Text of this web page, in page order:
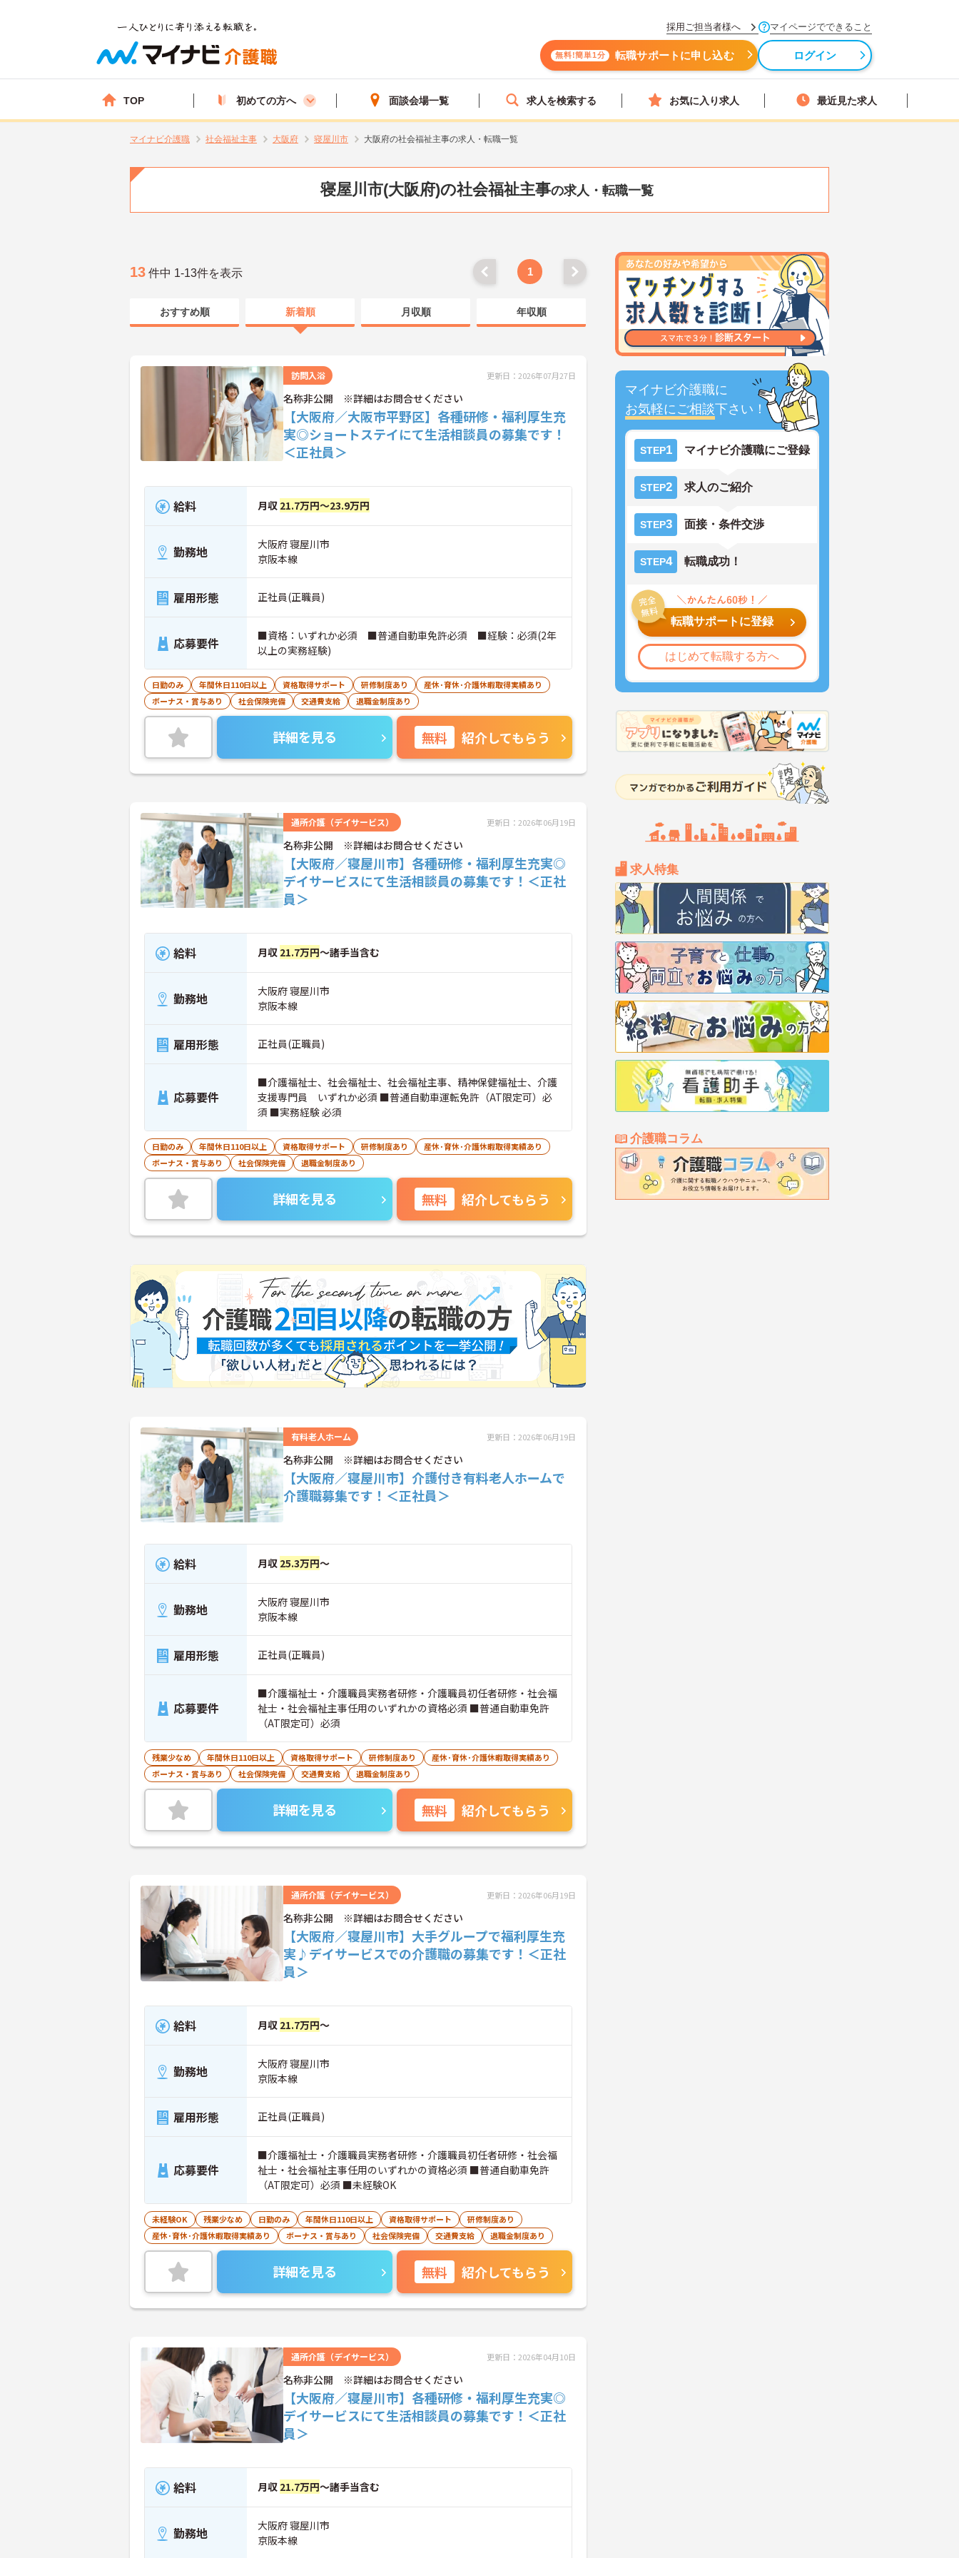
採用ご担当者様へ マイページでできること
無料!簡単1分 転職サポートに申し込む ログイン
TOP 初めての方へ 面談会場一覧 求人を検索する お気に入り求人 最近見た求人
マイナビ介護職 社会福祉主事 大阪府 寝屋川市 大阪府の社会福祉主事の求人・転職一覧
寝屋川市(大阪府)の社会福祉主事の求人・転職一覧
マイナビ介護職に
お気軽にご相談下さい！
STEP1 マイナビ介護職にご登録
STEP2 求人のご紹介
STEP3 面接・条件交渉
STEP4 転職成功！
転職サポートに登録
はじめて転職する方へ
求人特集
介護職コラム
13 件中 1-13件を表示 1
おすすめ順 新着順 月収順 年収順
訪問入浴 更新日：2026年07月27日
名称非公開 ※詳細はお問合せください
【大阪府／大阪市平野区】各種研修・福利厚生充
実◎ショートステイにて生活相談員の募集です！
＜正社員＞
給料 月収 21.7万円～23.9万円
勤務地
大阪府 寝屋川市
京阪本線
雇用形態 正社員(正職員)
応募要件
■資格：いずれか必須 ■普通自動車免許必須 ■経験：必須(2年
以上の実務経験)
日勤のみ 年間休日110日以上 資格取得サポート 研修制度あり
産休･育休･介護休暇取得実績あり
ボーナス・賞与あり
社会保険完備 交通費支給 退職金制度あり
詳細を見る 無料 紹介してもらう
通所介護（デイサービス） 更新日：2026年06月19日
名称非公開 ※詳細はお問合せください
【大阪府／寝屋川市】各種研修・福利厚生充実◎
デイサービスにて生活相談員の募集です！＜正社
員＞
給料 月収 21.7万円～諸手当含む
勤務地
大阪府 寝屋川市
京阪本線
雇用形態 正社員(正職員)
応募要件
■介護福祉士、社会福祉士、社会福祉主事、精神保健福祉士、介護
支援専門員 いずれか必須 ■普通自動車運転免許（AT限定可）必
須 ■実務経験 必須
日勤のみ 年間休日110日以上 資格取得サポート 研修制度あり
産休･育休･介護休暇取得実績あり
ボーナス・賞与あり
社会保険完備 退職金制度あり
詳細を見る 無料 紹介してもらう
有料老人ホーム 更新日：2026年06月19日
名称非公開 ※詳細はお問合せください
【大阪府／寝屋川市】介護付き有料老人ホームで
介護職募集です！＜正社員＞
給料 月収 25.3万円～
勤務地
大阪府 寝屋川市
京阪本線
雇用形態 正社員(正職員)
応募要件
■介護福祉士・介護職員実務者研修・介護職員初任者研修・社会福
祉士・社会福祉主事任用のいずれかの資格必須 ■普通自動車免許
（AT限定可）必須
残業少なめ 年間休日110日以上 資格取得サポート 研修制度あり
産休･育休･介護休暇取得実績あり
ボーナス・賞与あり
社会保険完備 交通費支給 退職金制度あり
詳細を見る 無料 紹介してもらう
通所介護（デイサービス） 更新日：2026年06月19日
名称非公開 ※詳細はお問合せください
【大阪府／寝屋川市】大手グループで福利厚生充
実♪デイサービスでの介護職の募集です！＜正社
員＞
給料 月収 21.7万円～
勤務地
大阪府 寝屋川市
京阪本線
雇用形態 正社員(正職員)
応募要件
■介護福祉士・介護職員実務者研修・介護職員初任者研修・社会福
祉士・社会福祉主事任用のいずれかの資格必須 ■普通自動車免許
（AT限定可）必須 ■未経験OK
未経験OK 残業少なめ 日勤のみ 年間休日110日以上 資格取得サポート
研修制度あり
産休･育休･介護休暇取得実績あり
ボーナス・賞与あり 社会保険完備 交通費支給 退職金制度あり
詳細を見る 無料 紹介してもらう
通所介護（デイサービス） 更新日：2026年04月10日
名称非公開 ※詳細はお問合せください
【大阪府／寝屋川市】各種研修・福利厚生充実◎
デイサービスにて生活相談員の募集です！＜正社
員＞
給料 月収 21.7万円～諸手当含む
勤務地
大阪府 寝屋川市
京阪本線